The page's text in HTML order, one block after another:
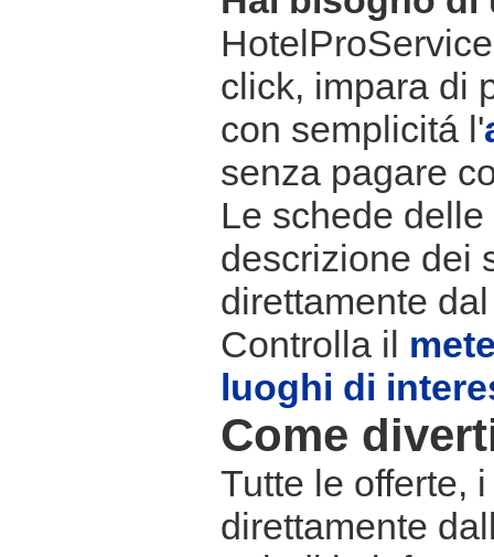
click, impara di
con semplicitá l'
senza pagare
Le schede
descrizione dei
direttamente
Controlla il
luoghi di
Come
Tutte le offerte,
direttamente